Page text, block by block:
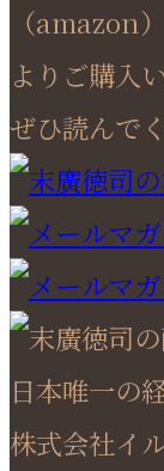
（amazon）
よりご購入
ぜひ読んで
日本唯一の
株式会社イ